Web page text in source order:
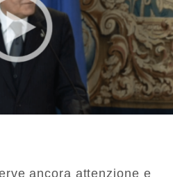
ancora attenzione e